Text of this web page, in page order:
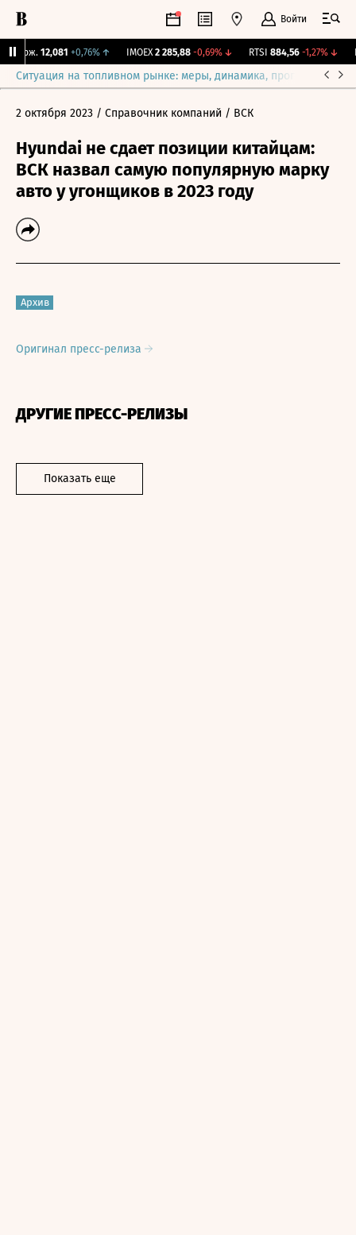
Войти
Бирж. 12,081 +0,76%↑ IMOEX 2 285,88 -0,69%↓ RTSI 884,56 -1,27%↓
Ситуация на топливном рынке: меры, динамика, прогнозы
2 октября 2023 / Справочник компаний / ВСК
Hyundai не сдает позиции китайцам:
ВСК назвал самую популярную марку
авто у угонщиков в 2023 году
Архив
Оригинал пресс-релиза
ДРУГИЕ ПРЕСС-РЕЛИЗЫ
Показать еще